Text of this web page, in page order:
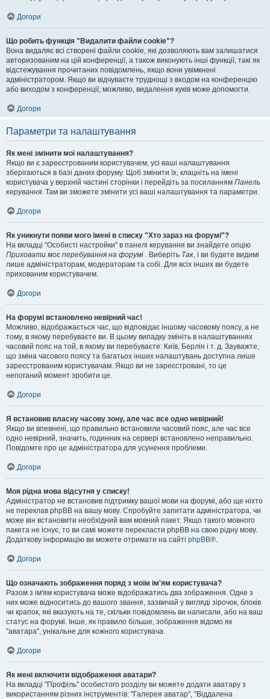
Догори
Що робить функція "Видалити файли cookie"?
Вона видаляє всі створені файли cookie, які дозволяють вам залишатися
авторизованим на цій конференції, а також виконують інші функції, такі як
відстежування прочитаних повідомлень, якщо вони увімкнені
адміністратором. Якщо ви відчуваєте труднощі з входом на конференцію
або виходом з конференції, можливо, видалення куків може допомогти.
Догори
Параметри та налаштування
Як мені змінити мої налаштування?
Якщо ви є зареєстрованим користувачем, усі ваші налаштування
зберігаються в базі даних форуму. Щоб змінити їх, клацніть на імені
користувача у верхній частині сторінки і перейдіть за посиланням Панель
керування. Там ви зможете змінити усі ваші налаштування та параметри.
Догори
Як уникнути появи мого імені в списку "Хто зараз на форумі"?
На вкладці "Особисті настройки" в панелі керування ви знайдете опцію
Приховати моє перебування на форумі . Виберіть Так, і ви будете видимі
лише адміністраторам, модераторам та собі. Для всіх інших ви будете
прихованим користувачем.
Догори
На форумі встановлено невірний час!
Можливо, відображається час, що відповідає іншому часовому поясу, а не
тому, в якому перебуваєте ви. В цьому випадку змініть в налаштуваннях
часовий пояс на той, в якому ви перебуваєте: Київ, Берлін і т. д. Зауважте,
що зміна часового поясу та багатьох інших налаштувань доступна лише
зареєстрованим користувачам. Якщо ви не зареєстровані, то це
непоганий момент зробити це.
Догори
Я встановив власну часову зону, але час все одно невірний!
Якщо ви впевнені, що правильно встановили часовий пояс, але час все
одно невірний, значить, годинник на сервері встановлено неправильно.
Повідомте про це адміністратора для усунення проблеми.
Догори
Моя рідна мова відсутня у списку!
Адміністратор не встановив підтримку вашої мови на форумі, або ще ніхто
не переклав phpBB на вашу мову. Спробуйте запитати адміністратора, чи
може він встановити необхідний вам мовний пакет. Якщо такого мовного
пакета не існує, то ви самі можете перекласти phpBB на свою рідну мову.
Додаткову інформацію ви можете отримати на сайті phpBB®.
Догори
Що означають зображення поряд з моїм ім'ям користувача?
Разом з ім'ям користувача може відображатись два зображення. Одне з
них може відноситись до вашого звання, зазвичай у вигляді зірочок, блоків
чи крапок, які вказують на те, скільки повідомлень ви написали, або на ваш
статус на форумі. Інше, як правило більше, зображення відомо як
"аватара", унікальне для кожного користувача.
Догори
Як мені включити відображення аватари?
На вкладці "Профіль" особистого розділу ви можете додати аватару з
використанням різних інструментів: "Галерея аватар", "Віддалена